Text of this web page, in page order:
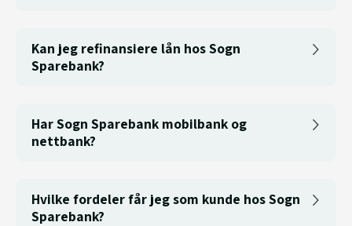
Kan jeg refinansiere lån hos Sogn
Sparebank?
Har Sogn Sparebank mobilbank og
nettbank?
Hvilke fordeler får jeg som kunde hos Sogn
Sparebank?